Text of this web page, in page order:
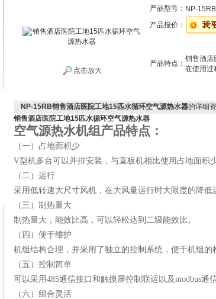
点击放大
产品型号： NP-15RB
产品报价：
产品特点：
销售酒店
在使用过
NP-15RB销售酒店医院工地15匹水循环空气源热水器的详细
销售酒店医院工地15匹水循环空气源热水器
空气源热水机组产品特点：
（一）占地面积少
V型机多台可以并排安装，与直板机相比使用占地面积少
（二）运行
采用低转速大尺寸风机，在大风量运行时大限度的降低
（三）制热量大
制热量大，能效比高，可以轻松达到二级能效比。
（四）便于维护
机组结构合理，并采用了独立的控制系统，便于机组的
（五）控制简单
可以采用485通信接口和触摸屏控制联运以及modbus通
（六）组合灵活